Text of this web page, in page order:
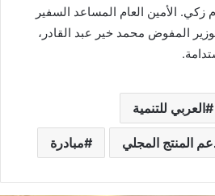
الأمين العام المساعد السفير
المفوض محمد خير عبد القادر،
العربي للتنمية
المنتج المجلي مبادرة